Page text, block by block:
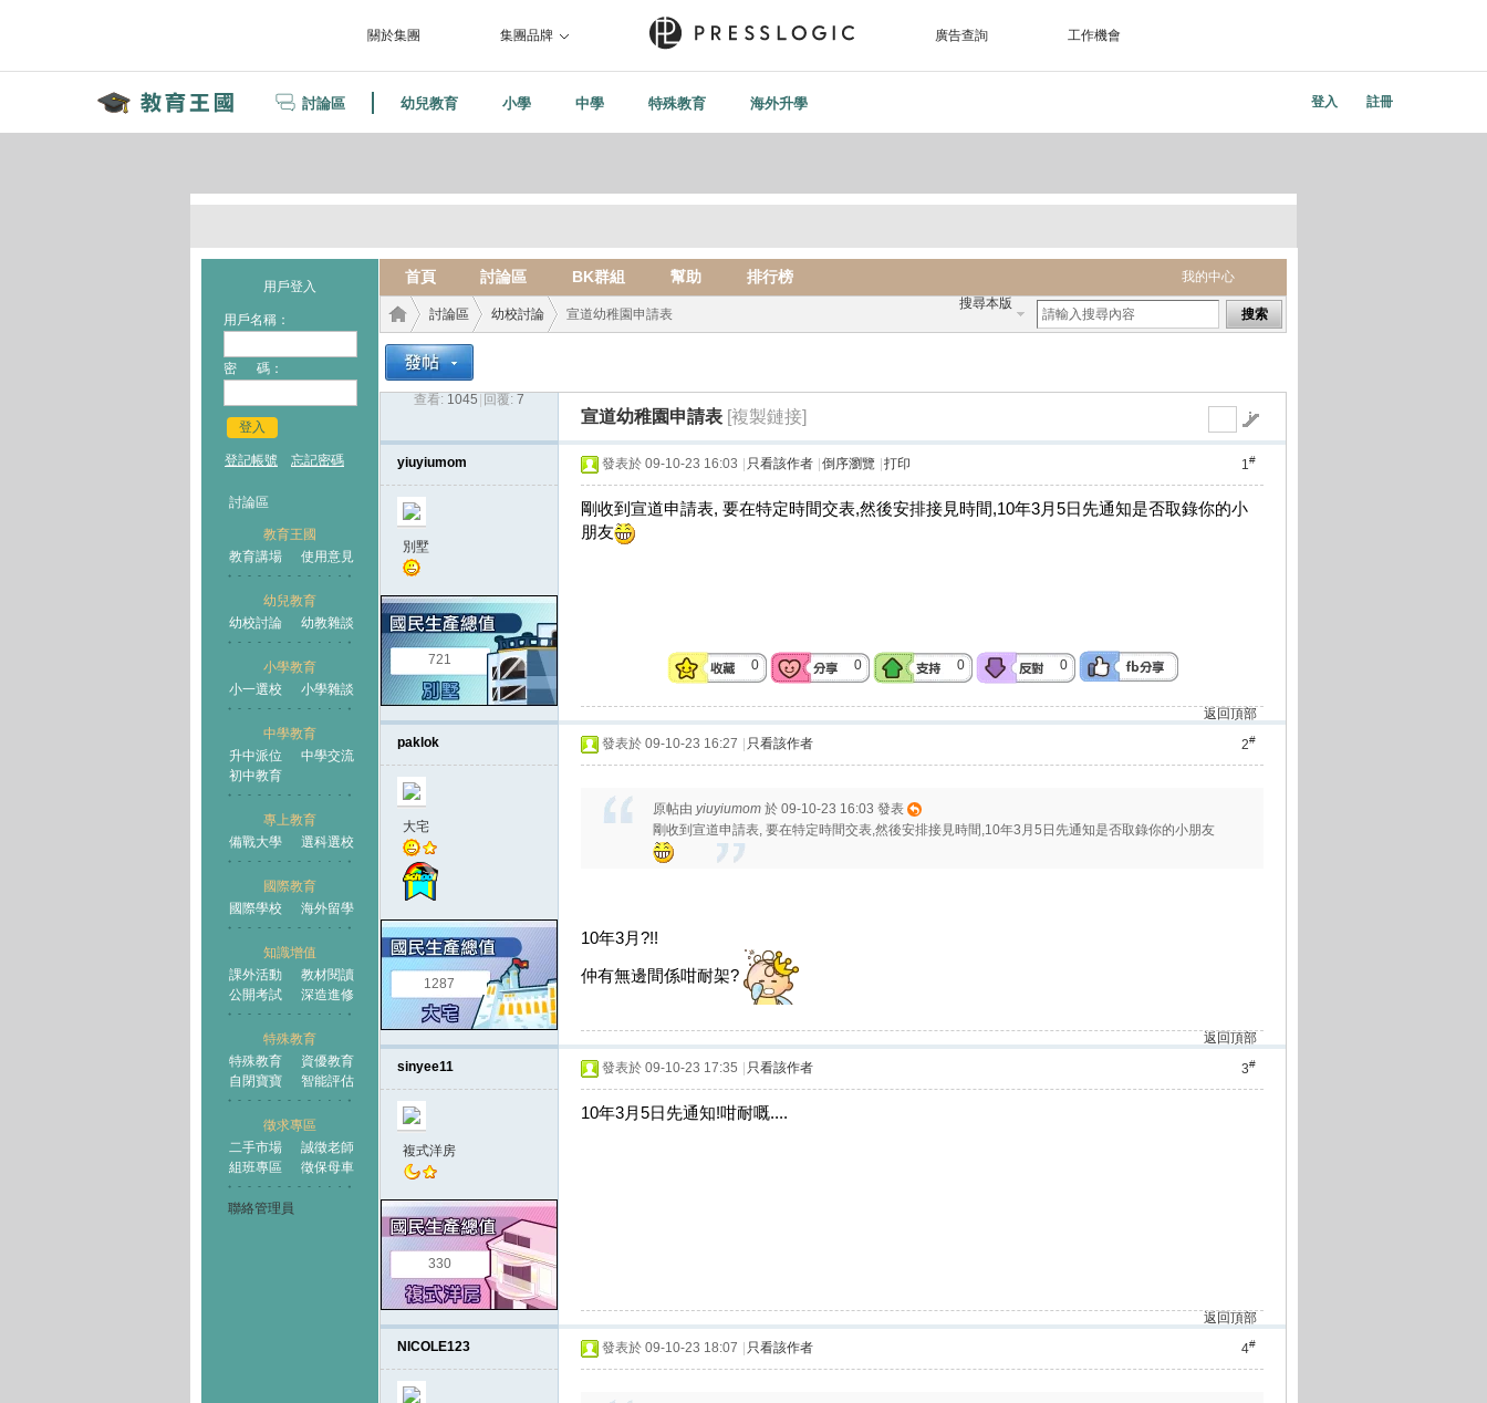
關於集團 集團品牌 廣告查詢 工作機會
討論區 幼兒教育 小學 中學 特殊教育 海外升學 登入 註冊
用戶登入
用戶名稱：
密 碼：
登入
登記帳號 忘記密碼
討論區
教育王國
教育講場
使用意見
幼兒教育
幼校討論
幼教雜談
小學教育
小一選校
小學雜談
中學教育
升中派位
中學交流
初中教育
專上教育
備戰大學
選科選校
國際教育
國際學校
海外留學
知識增值
課外活動
教材閱讀
公開考試
深造進修
特殊教育
特殊教育
資優教育
自閉寶寶
智能評估
徵求專區
二手市場
誠徵老師
組班專區
徵保母車
聯絡管理員
我的中心
首頁 討論區 BK群組 幫助 排行榜
搜尋本版
搜索
王國
討論區
›
幼校討論 宣道幼稚園申請表
查看: 1045 回覆: 7
宣道幼稚園申請表 [複製鏈接]
yiuyiumom
別墅
721
1#
發表於 09-10-23 16:03 只看該作者 倒序瀏覽 打印
剛收到宣道申請表, 要在特定時間交表,然後安排接見時間,10年3月5日先通知是否取錄你的小
朋友
0 0 0 0
返回頂部
paklok
大宅
1287
2#
發表於 09-10-23 16:27 只看該作者
原帖由 yiuyiumom 於 09-10-23 16:03 發表
剛收到宣道申請表, 要在特定時間交表,然後安排接見時間,10年3月5日先通知是否取錄你的小朋友
10年3月?!!
仲有無邊間係咁耐架?
返回頂部
sinyee11
複式洋房
330
3#
發表於 09-10-23 17:35 只看該作者
10年3月5日先通知!咁耐嘅....
返回頂部
NICOLE123
4#
發表於 09-10-23 18:07 只看該作者